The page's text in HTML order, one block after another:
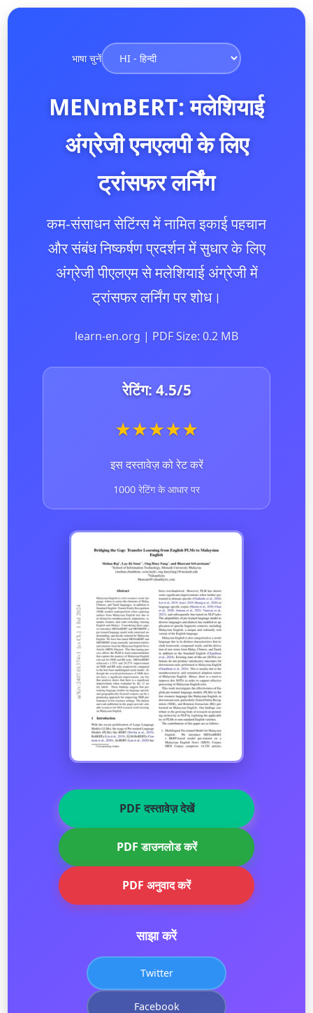
भाषा चुनें
MENmBERT: मलेशियाई
अंग्रेजी एनएलपी के लिए
ट्रांसफर लर्निंग
कम-संसाधन सेटिंग्स में नामित इकाई पहचान
और संबंध निष्कर्षण प्रदर्शन में सुधार के लिए
अंग्रेजी पीएलएम से मलेशियाई अंग्रेजी में
ट्रांसफर लर्निंग पर शोध।
learn-en.org | PDF Size: 0.2 MB
रेटिंग: 4.5/5
★★★★★
इस दस्तावेज़ को रेट करें
1000 रेटिंग के आधार पर
PDF दस्तावेज़ देखें
PDF डाउनलोड करें
PDF अनुवाद करें
साझा करें
Twitter
Facebook